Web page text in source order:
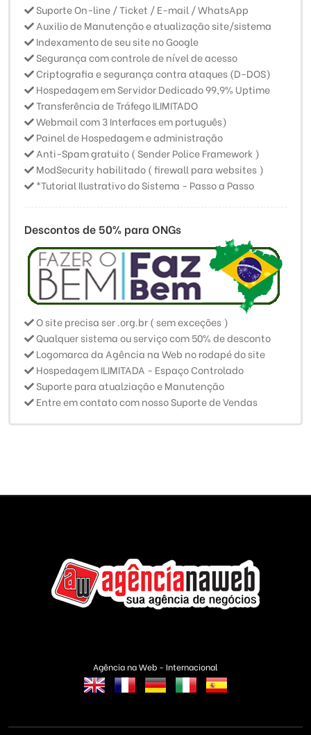
Suporte On-line / Ticket / E-mail / WhatsApp
Auxilio de Manutenção e atualização site/sistema
Indexamento de seu site no Google
Segurança com controle de nível de acesso
Criptografia e segurança contra ataques (D-DOS)
Hospedagem em Servidor Dedicado 99,9% Uptime
Transferência de Tráfego ILIMITADO
Webmail com 3 Interfaces em português)
Painel de Hospedagem e administração
Anti-Spam gratuito ( Sender Police Framework )
ModSecurity habilitado ( firewall para websites )
*Tutorial Ilustrativo do Sistema - Passo a Passo
Descontos de 50% para ONGs
O site precisa ser .org.br ( sem exceções )
Qualquer sistema ou serviço com 50% de desconto
Logomarca da Agência na Web no rodapé do site
Hospedagem ILIMITADA - Espaço Controlado
Suporte para atualziação e Manutenção
Entre em contato com nosso Suporte de Vendas
Agência na Web - Internacional